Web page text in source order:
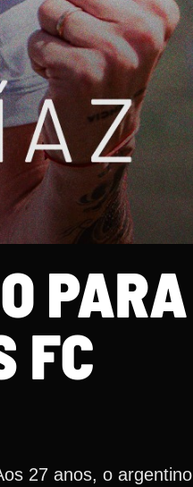
PARA
FC
27 anos, o argentino